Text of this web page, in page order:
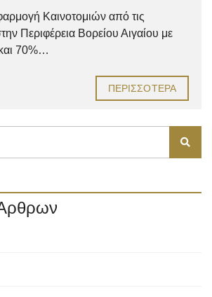
Καινοτομιών από τις
Περιφέρεια Βορείου Αιγαίου με
70%…
ΠΕΡΙΣΣΌΤΕΡΑ